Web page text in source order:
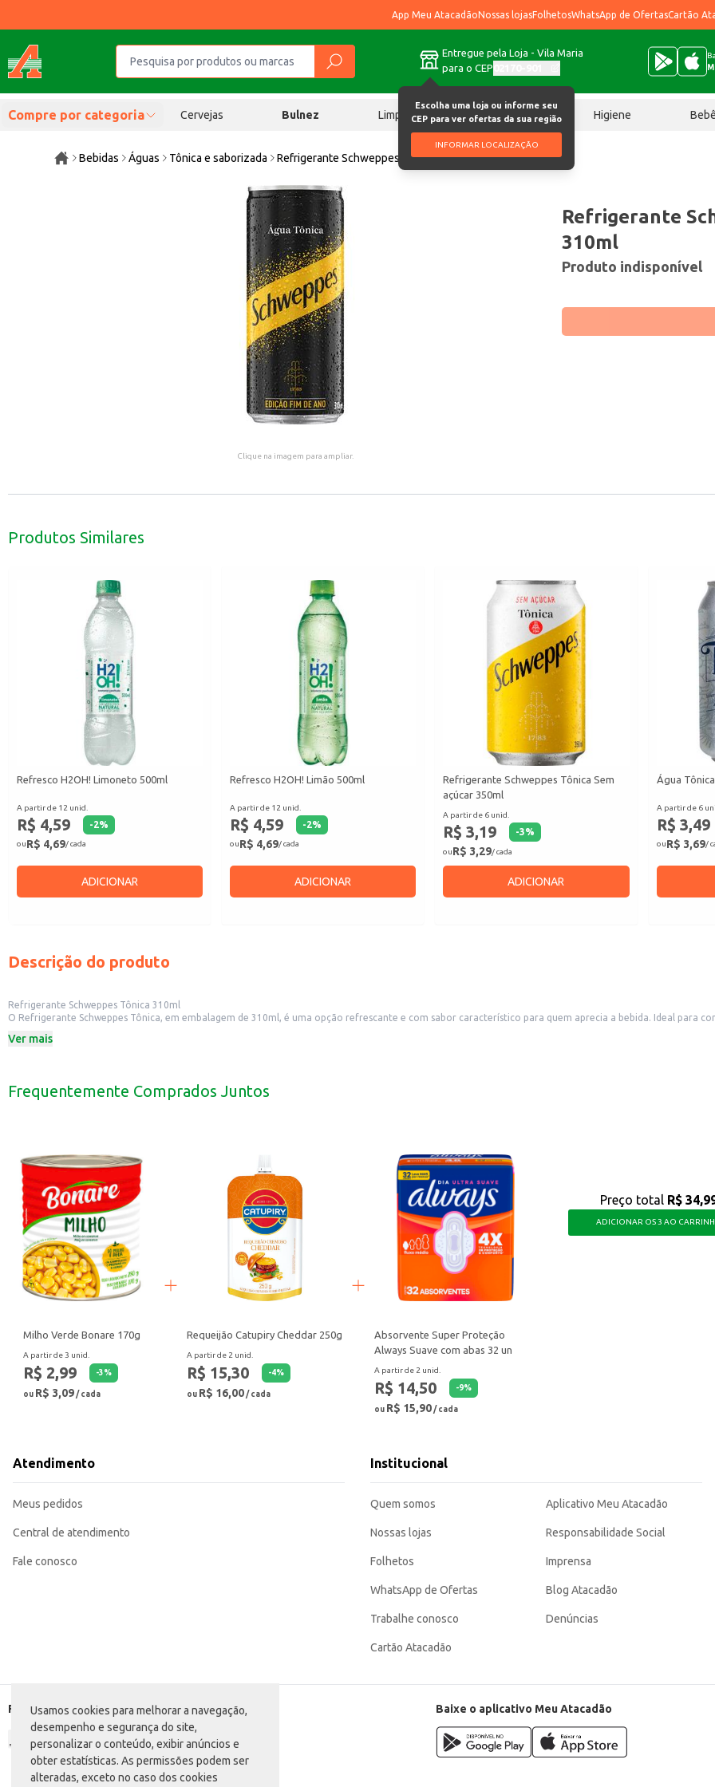
Usamos cookies para melhorar a navegação,
desempenho e segurança do site,
personalizar o conteúdo, exibir anúncios e
obter estatísticas. As permissões podem ser
alteradas, exceto no caso dos cookies
App Meu AtacadãoNossas lojasFolhetosWhatsApp de OfertasCartão
Entregue pela Loja - Vila Maria
para o CEP
Escolha uma loja ou informe seu
CEP para ver ofertas da sua região
INFORMAR LOCALIZAÇÃO
Compre por categoria Cervejas Bulnez Limpeza Chocolates Higiene
Bebidas Águas Tônica e saborizada Refrigerante Schweppes Tônica 310ml
Clique na imagem para ampliar.
Refrigerante
310ml
Produto indisponível
Produtos Similares
Refresco H2OH! Limoneto 500ml
A partir de 12 unid.
R$ 4,59 -2%
ouR$ 4,69/ cada
ADICIONAR
Refresco H2OH! Limão 500ml
A partir de 12 unid.
R$ 4,59 -2%
ouR$ 4,69/ cada
ADICIONAR
Refrigerante Schweppes Tônica Sem
açúcar 350ml
A partir de 6 unid.
R$ 3,19 -3%
ouR$ 3,29/ cada
ADICIONAR
Água
A partir de 6
R$ 3,49
ouR$ 3,69/
Descrição do produto
Refrigerante Schweppes Tônica 310ml
O Refrigerante Schweppes Tônica, em embalagem de 310ml, é uma opção refrescante e com sabor característico para quem aprecia a bebida. Ideal para
Dicas de Uso:
Uma alternativa para quem busca uma bebida com sabor diferenciado.
Ver mais
Frequentemente Comprados Juntos
Milho Verde Bonare 170g
A partir de 3 unid.
R$ 2,99 -3%
ou R$ 3,09 / cada
Requeijão Catupiry Cheddar 250g
A partir de 2 unid.
R$ 15,30 -4%
ou R$ 16,00/ cada
Absorvente Super Proteção
Always Suave com abas 32 un
A partir de 2 unid.
R$ 14,50 -9%
ou R$ 15,90/ cada
Preço total R$
ADICIONAR OS 3 AO
Atendimento
Meus pedidos
Central de atendimento
Fale conosco
Institucional
Quem somos
Nossas lojas
Folhetos
WhatsApp de Ofertas
Trabalhe conosco
Cartão Atacadão
Aplicativo Meu Atacadão
Responsabilidade Social
Imprensa
Blog Atacadão
Denúncias
Formas de pagamento Baixe o aplicativo Meu Atacadão